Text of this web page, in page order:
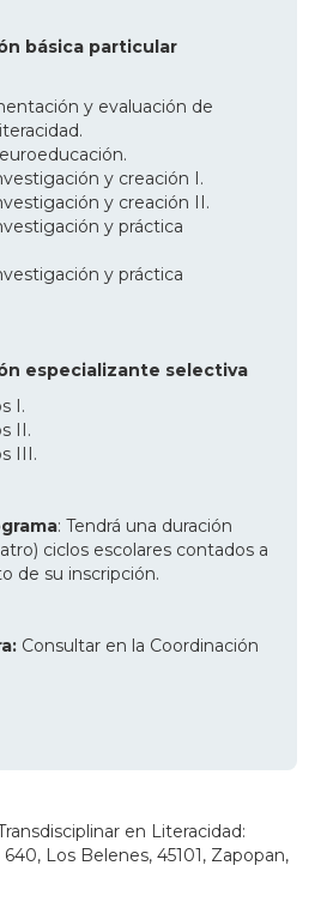
básica particular
y evaluación de
y creación I.
y creación II.
y práctica
y práctica
especializante selectiva
I.
II.
III.
: Tendrá una duración
ciclos escolares contados a
de su inscripción.
Consultar en la Coordinación
en Literacidad:
Los Belenes, 45101, Zapopan,